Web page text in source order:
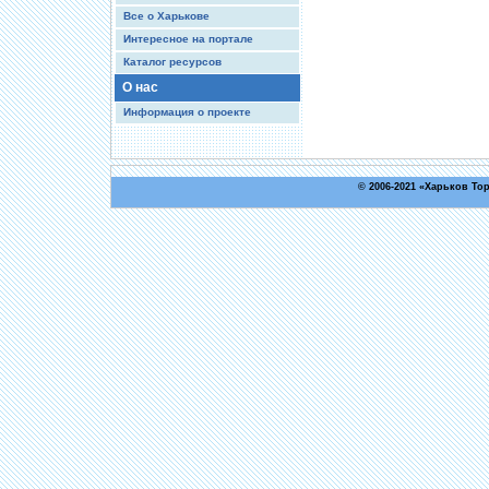
Все о Харькове
Интересное на портале
Каталог ресурсов
О нас
Информация о проекте
© 2006-2021 «Харьков